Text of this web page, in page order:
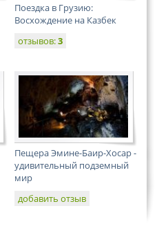
Поездка в Грузию:
Восхождение на Казбек
отзывов:3
Пещера Эмине-Баир-Хосар -
удивительный подземный
мир
добавить отзыв